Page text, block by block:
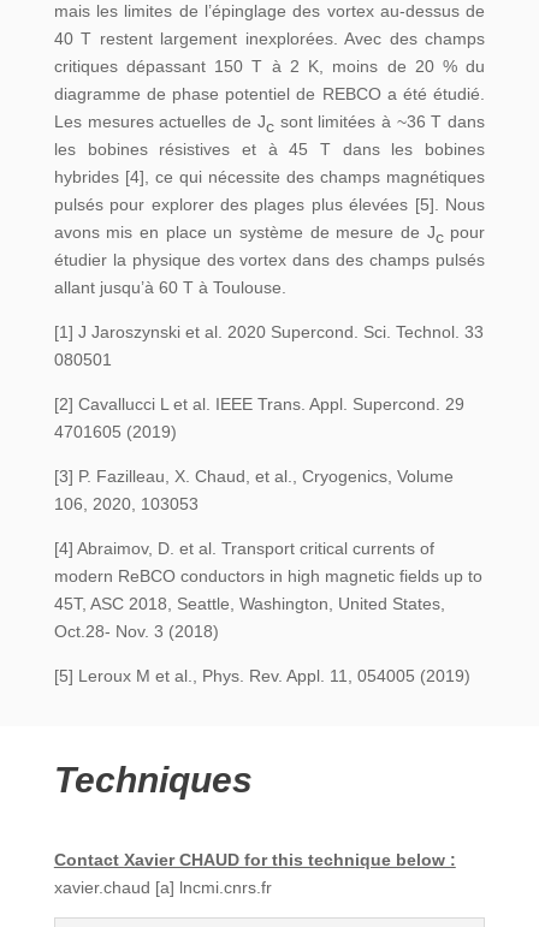
mais les limites de l’épinglage des vortex au-dessus de
40 T restent largement inexplorées. Avec des champs
critiques dépassant 150 T à 2 K, moins de 20 % du
diagramme de phase potentiel de REBCO a été étudié.
Les mesures actuelles de Jcsont limitées à ~36 T dans
les bobines résistives et à 45 T dans les bobines
hybrides [4], ce qui nécessite des champs magnétiques
pulsés pour explorer des plages plus élevées [5]. Nous
avons mis en place un système de mesure de Jcpour
étudier la physique des vortex dans des champs pulsés
allant jusqu’à 60 T à Toulouse.
[1] J Jaroszynski et al. 2020 Supercond. Sci. Technol. 33
080501
[2] Cavallucci L et al. IEEE Trans. Appl. Supercond. 29
4701605 (2019)
[3] P. Fazilleau, X. Chaud, et al., Cryogenics, Volume
106, 2020, 103053
[4] Abraimov, D. et al. Transport critical currents of
modern ReBCO conductors in high magnetic fields up to
45T, ASC 2018, Seattle, Washington, United States,
Oct.28- Nov. 3 (2018)
[5] Leroux M et al., Phys. Rev. Appl. 11, 054005 (2019)
Techniques
Contact Xavier CHAUD for this technique below :
xavier.chaud [a] lncmi.cnrs.fr